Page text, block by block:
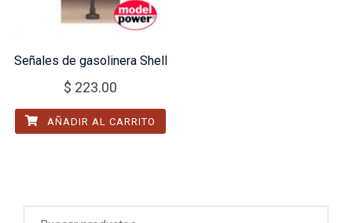
Señales de gasolinera Shell
$ 223.00
AÑADIR AL CARRITO